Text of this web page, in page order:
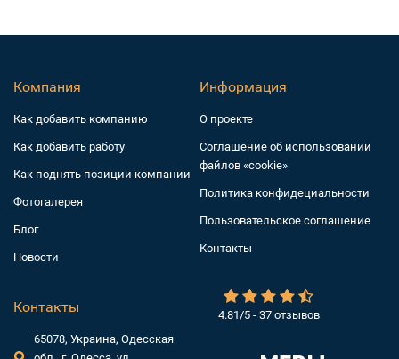
4.81/5 - 37 отзывов
Компания
Как добавить компанию
Как добавить работу
Как поднять позиции компании
Фотогалерея
Блог
Новости
Информация
О проекте
Соглашение об использовании
файлов «cookie»
Политика конфидециальности
Пользовательское соглашение
Контакты
Контакты
65078, Украина, Одесская